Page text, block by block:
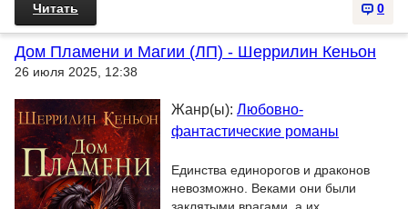
0
Читать
Дом Пламени и Магии (ЛП) - Шеррилин Кеньон
26 июля 2025, 12:38
Жанр(ы): Любовно-
фантастические романы
Единства единорогов и драконов
невозможно. Веками они были